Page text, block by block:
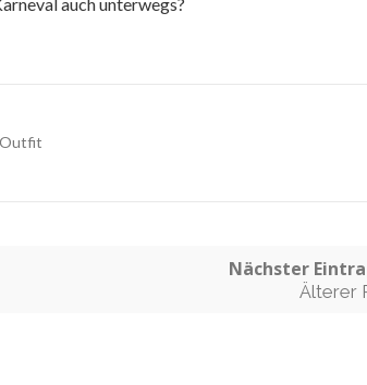
Outfit
Nächster
Älterer